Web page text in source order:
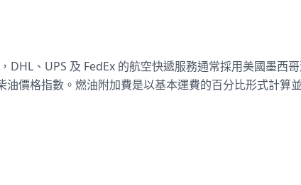
、UPS 及 FedEx 的航空快遞服務通常採用美國墨西
油價格指數。燃油附加費是以基本運費的百分比形式計算